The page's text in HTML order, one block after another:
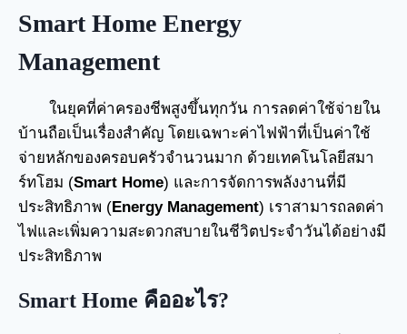
Smart Home Energy
Management
ในยุคที่ค่าครองชีพสูงขึ้นทุกวัน การลดค่าใช้จ่ายใน
บ้านถือเป็นเรื่องสำคัญ โดยเฉพาะค่าไฟฟ้าที่เป็นค่าใช้
จ่ายหลักของครอบครัวจำนวนมาก ด้วยเทคโนโลยีสมา
ร์ทโฮม (Smart Home) และการจัดการพลังงานที่มี
ประสิทธิภาพ (Energy Management) เราสามารถลดค่า
ไฟและเพิ่มความสะดวกสบายในชีวิตประจำวันได้อย่างมี
ประสิทธิภาพ
Smart Home คืออะไร?